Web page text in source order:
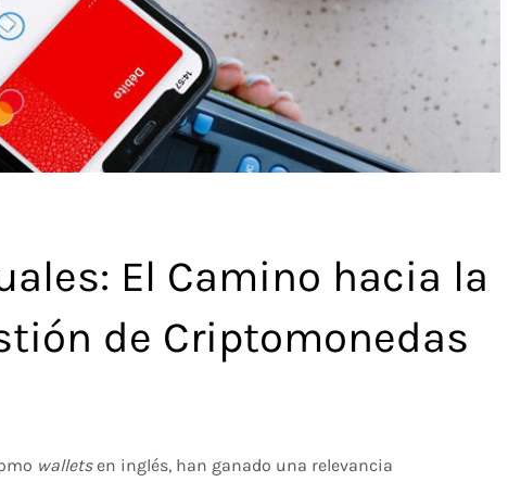
El Camino hacia la
de Criptomonedas
walletsen inglés, han ganado una relevancia